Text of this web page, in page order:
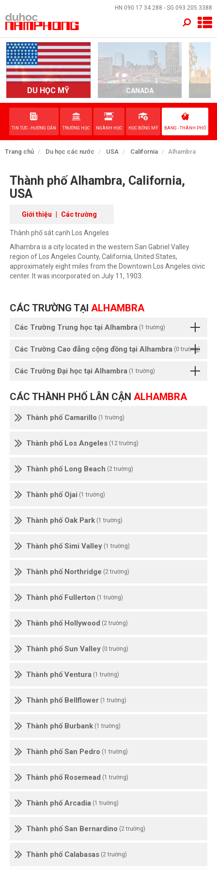
HN 090 17 34 288 - SG 093 205 3388
DU HỌC MỸ CANADA
TIN TỨC - HƯỚNG DẪN TRƯỜNG HỌC NGÀNH HỌC HỌC BỔNG MỸ BANG - THÀNH PHỐ
Trang chủ Du học các nước USA California Alhambra
Thành phố Alhambra, California,
USA
Giới thiệu | Các trường
Thành phố sát cạnh Los Angeles
Alhambra is a city located in the western San Gabriel Valley
region of Los Angeles County, California, United States,
approximately eight miles from the Downtown Los Angeles civic
center. It was incorporated on July 11, 1903.
CÁC TRƯỜNG TẠI ALHAMBRA
Các Trường Trung học tại Alhambra (1 trường)
Các Trường Cao đẳng cộng đồng tại Alhambra (0 trường)
Các Trường Đại học tại Alhambra (1 trường)
CÁC THÀNH PHỐ LÂN CẬN ALHAMBRA
Thành phố Camarillo (1 trường)
Thành phố Los Angeles (12 trường)
Thành phố Long Beach (2 trường)
Thành phố Ojai (1 trường)
Thành phố Oak Park (1 trường)
Thành phố Simi Valley (1 trường)
Thành phố Northridge (2 trường)
Thành phố Fullerton (1 trường)
Thành phố Hollywood (2 trường)
Thành phố Sun Valley (0 trường)
Thành phố Ventura (1 trường)
Thành phố Bellflower (1 trường)
Thành phố Burbank (1 trường)
Thành phố San Pedro (1 trường)
Thành phố Rosemead (1 trường)
Thành phố Arcadia (1 trường)
Thành phố San Bernardino (2 trường)
Thành phố Calabasas (2 trường)
×
TRANG CHỦ
QUỐC GIA
EVENTS
DỊCH VỤ
VỀ NAM PHONG